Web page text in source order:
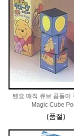
텐요 매직 큐브 곰돌이
Magic Cube
(품절)